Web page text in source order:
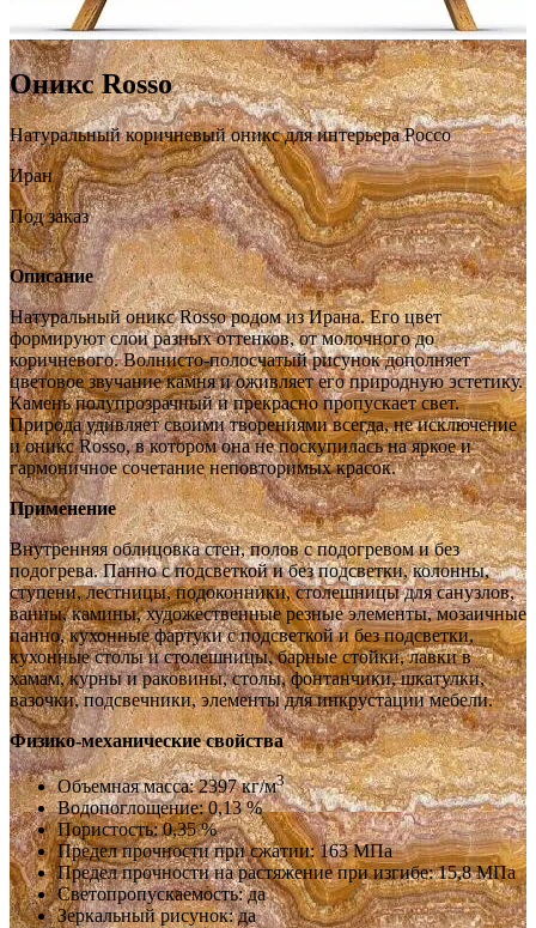
Оникс Rosso
Натуральный коричневый оникс для интерьера Россо
Иран
Под заказ
Описание
Натуральный оникс Rosso родом из Ирана. Его цвет
формируют слои разных оттенков, от молочного до
коричневого. Волнисто-полосчатый рисунок дополняет
цветовое звучание камня и оживляет его природную эстетику.
Камень полупрозрачный и прекрасно пропускает свет.
Природа удивляет своими творениями всегда, не исключение
и оникс Rosso, в котором она не поскупилась на яркое и
гармоничное сочетание неповторимых красок.
Применение
Внутренняя облицовка стен, полов с подогревом и без
подогрева. Панно с подсветкой и без подсветки, колонны,
ступени, лестницы, подоконники, столешницы для санузлов,
ванны, камины, художественные резные элементы, мозаичные
панно, кухонные фартуки с подсветкой и без подсветки,
кухонные столы и столешницы, барные стойки, лавки в
хамам, курны и раковины, столы, фонтанчики, шкатулки,
вазочки, подсвечники, элементы для инкрустации мебели.
Физико-механические свойства
Объемная масса: 2397 кг/м3
Водопоглощение: 0,13 %
Пористость: 0,35 %
Предел прочности при сжатии: 163 МПа
Предел прочности на растяжение при изгибе: 15,8 МПа
Светопропускаемость: да
Зеркальный рисунок: да